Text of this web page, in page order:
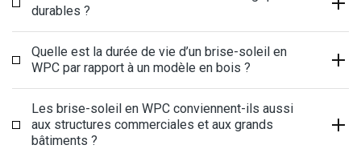
durables ?
Quelle est la durée de vie d’un brise-soleil en
WPC par rapport à un modèle en bois ?
Les brise-soleil en WPC conviennent-ils aussi
aux structures commerciales et aux grands
bâtiments ?